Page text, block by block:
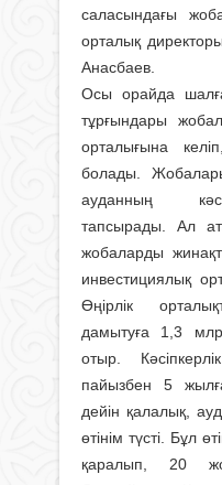
саласындағы
орталық
Анасбаев.
Осы орайда
тұрғындары
орталығына
болады.
ауданның
тапсырады. Ал
жобаларды
инвестициялық
Өңірлік
дамытуға 1,3
отыр.
пайызбен 5 жылға
дейін қалалық,
өтінім түсті. Бұл
қаралып, 20